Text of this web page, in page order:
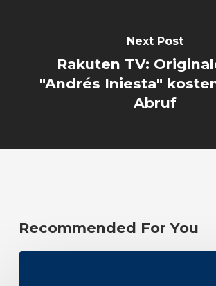
Next Post
Rakuten TV:
"Andrés Iniesta"
Abruf
Recommended For You